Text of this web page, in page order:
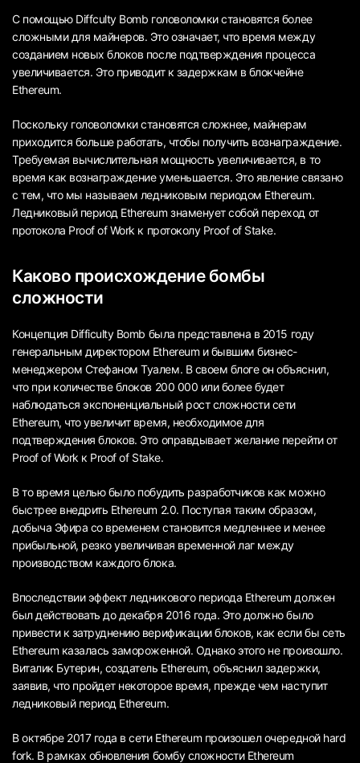
С помощью Diffculty Bomb головоломки становятся более
сложными для майнеров. Это означает, что время между
созданием новых блоков после подтверждения процесса
увеличивается. Это приводит к задержкам в блокчейне
Ethereum.
Поскольку головоломки становятся сложнее, майнерам
приходится больше работать, чтобы получить вознаграждение.
Требуемая вычислительная мощность увеличивается, в то
время как вознаграждение уменьшается. Это явление связано
с тем, что мы называем ледниковым периодом Ethereum.
Ледниковый период Ethereum знаменует собой переход от
протокола Proof of Work к протоколу Proof of Stake.
Каково происхождение бомбы
сложности
Концепция Difficulty Bomb была представлена в 2015 году
генеральным директором Ethereum и бывшим бизнес-
менеджером Стефаном Туалем. В своем блоге он объяснил,
что при количестве блоков 200 000 или более будет
наблюдаться экспоненциальный рост сложности сети
Ethereum, что увеличит время, необходимое для
подтверждения блоков. Это оправдывает желание перейти от
Proof of Work к Proof of Stake.
В то время целью было побудить разработчиков как можно
быстрее внедрить Ethereum 2.0. Поступая таким образом,
добыча Эфира со временем становится медленнее и менее
прибыльной, резко увеличивая временной лаг между
производством каждого блока.
Впоследствии эффект ледникового периода Ethereum должен
был действовать до декабря 2016 года. Это должно было
привести к затруднению верификации блоков, как если бы сеть
Ethereum казалась замороженной. Однако этого не произошло.
Виталик Бутерин, создатель Ethereum, объяснил задержки,
заявив, что пройдет некоторое время, прежде чем наступит
ледниковый период Ethereum.
В октябре 2017 года в сети Ethereum произошел очередной hard
fork. В рамках обновления бомбу сложности Ethereum